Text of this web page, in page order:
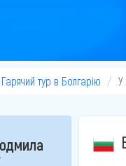
Гарячий тур в Болгарію У